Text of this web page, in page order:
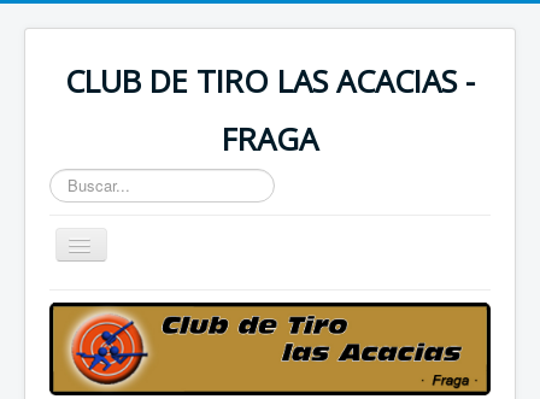
CLUB DE TIRO LAS ACACIAS -
FRAGA
Buscar...
Toggle
Navigation
Incio
Saludos Presidente
Historia del Club